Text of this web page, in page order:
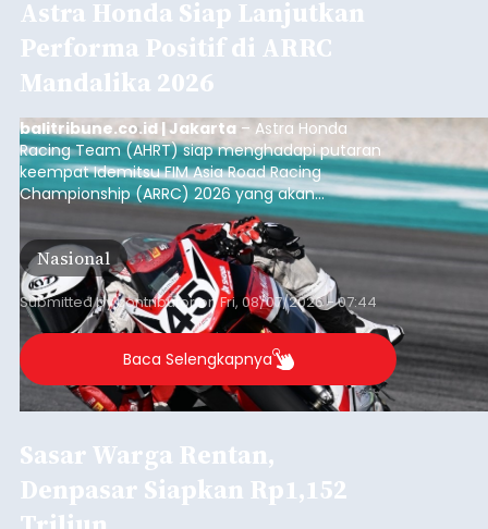
Astra Honda Siap Lanjutkan
Performa Positif di ARRC
Mandalika 2026
balitribune.co.id | Jakarta – Astra Honda
Racing Team (AHRT) siap menghadapi putaran
keempat Idemitsu FIM Asia Road Racing
Championship (ARRC) 2026 yang akan
berlangsung di Pertamina Mandalika
International Circuit, Lombok, Nusa Tenggara
Barat, pada 7–9 Agustus 2026.
Nasional
Submitted bycontributoronFri, 08/07/2026 - 07:44
Baca Selengkapnya
Sasar Warga Rentan,
Denpasar Siapkan Rp1,152